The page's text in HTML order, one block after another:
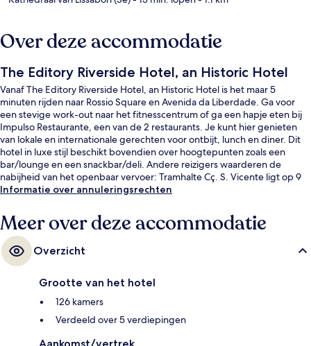
Over deze accommodatie
The Editory Riverside Hotel, an Historic Hotel
Vanaf The Editory Riverside Hotel, an Historic Hotel is het maar 5
minuten rijden naar Rossio Square en Avenida da Liberdade. Ga voor
een stevige work-out naar het fitnesscentrum of ga een hapje eten bij
Impulso Restaurante, een van de 2 restaurants. Je kunt hier genieten
van lokale en internationale gerechten voor ontbijt, lunch en diner. Dit
hotel in luxe stijl beschikt bovendien over hoogtepunten zoals een
bar/lounge en een snackbar/deli. Andere reizigers waarderen de
nabijheid van het openbaar vervoer: Tramhalte Cç. S. Vicente ligt op 9
minuten en Tramhalte R. Escolas Gerais op 10 minuten loopafstand.
Informatie over annuleringsrechten
Meer over deze accommodatie
Overzicht
Grootte van het hotel
126 kamers
Verdeeld over 5 verdiepingen